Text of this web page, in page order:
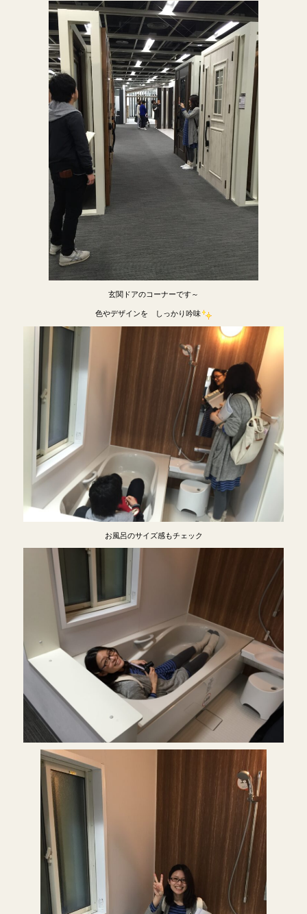
玄関ドアのコーナーです～
色やデザインを しっかり吟味
お風呂のサイズ感もチェック